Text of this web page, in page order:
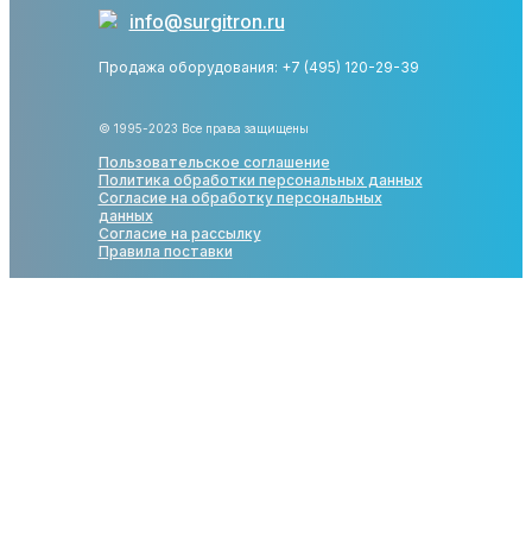
info@surgitron.ru
Продажа оборудования: +7 (495) 120-29-39
© 1995-2023 Все права защищены
Пользовательское соглашение
Политика обработки персональных данных
Согласие на обработку персональных
данных
Согласие на рассылку
Правила поставки